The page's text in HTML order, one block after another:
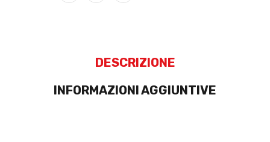
DESCRIZIONE
INFORMAZIONI AGGIUNTIVE